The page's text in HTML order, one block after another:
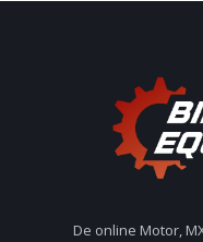
De online Motor,